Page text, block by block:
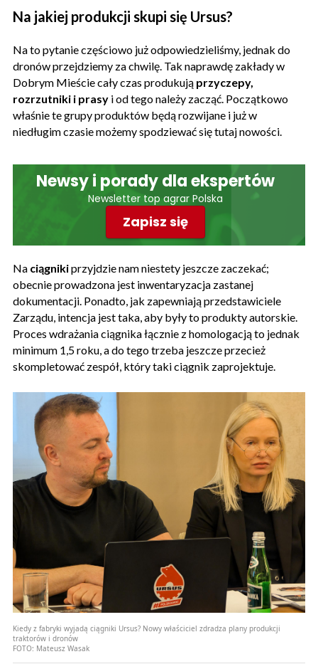
Na jakiej produkcji skupi się Ursus?
Na to pytanie częściowo już odpowiedzieliśmy, jednak do
dronów przejdziemy za chwilę. Tak naprawdę zakłady w
Dobrym Mieście cały czas produkują przyczepy,
rozrzutniki i prasy i od tego należy zacząć. Początkowo
właśnie te grupy produktów będą rozwijane i już w
niedługim czasie możemy spodziewać się tutaj nowości.
Newsy i porady dla ekspertów
Newsletter top agrar Polska
Zapisz się
Na ciągnikiprzyjdzie nam niestety jeszcze zaczekać;
obecnie prowadzona jest inwentaryzacja zastanej
dokumentacji. Ponadto, jak zapewniają przedstawiciele
Zarządu, intencja jest taka, aby były to produkty autorskie.
Proces wdrażania ciągnika łącznie z homologacją to jednak
minimum 1,5 roku, a do tego trzeba jeszcze przecież
skompletować zespół, który taki ciągnik zaprojektuje.
Kiedy z fabryki wyjadą ciągniki Ursus? Nowy właściciel zdradza plany produkcji
traktorów i dronów
FOTO: Mateusz Wasak